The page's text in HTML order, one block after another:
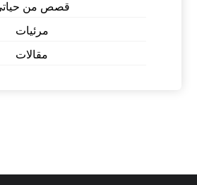
قصص من
مرئيات
مقالات